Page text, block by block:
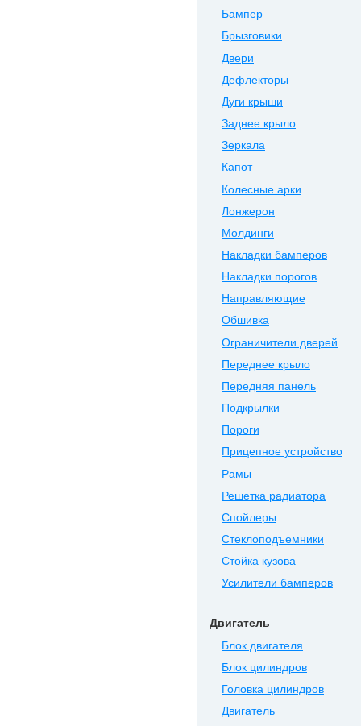
Бампер
Брызговики
Двери
Дефлекторы
Дуги крыши
Заднее крыло
Зеркала
Капот
Колесные арки
Лонжерон
Молдинги
Накладки бамперов
Накладки порогов
Направляющие
Обшивка
Ограничители дверей
Переднее крыло
Передняя панель
Подкрылки
Пороги
Прицепное устройство
Рамы
Решетка радиатора
Спойлеры
Стеклоподъемники
Стойка кузова
Усилители бамперов
Двигатель
Блок двигателя
Блок цилиндров
Головка цилиндров
Двигатель